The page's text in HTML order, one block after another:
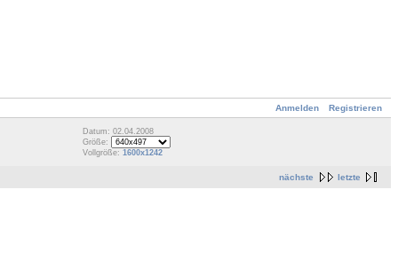
Anmelden Registrieren
Datum: 02.04.2008
Größe:
Vollgröße: 1600x1242
nächste letzte